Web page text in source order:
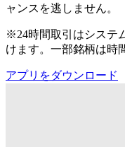
ャンスを逃しません。
※24時間取引はシステ
けます。一部銘柄は時
アプリをダウンロード